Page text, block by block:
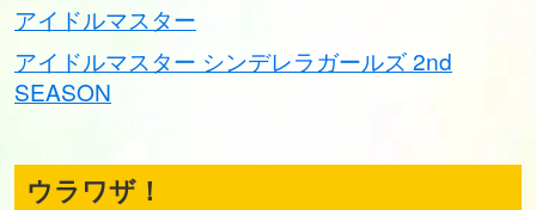
アイドルマスター
アイドルマスター シンデレラガールズ 2nd
SEASON
ウラワザ！